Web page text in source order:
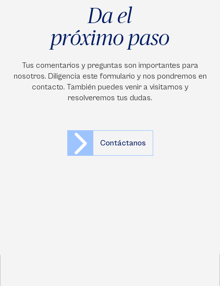
Da el
próximo paso
Tus comentarios y preguntas son importantes para
nosotros. Diligencia este formulario y nos pondremos en
contacto. También puedes venir a visitarnos y
resolveremos tus dudas.
Contáctanos